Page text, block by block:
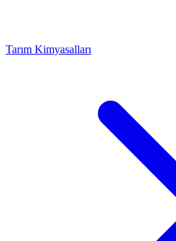
Tarım Kimyasalları